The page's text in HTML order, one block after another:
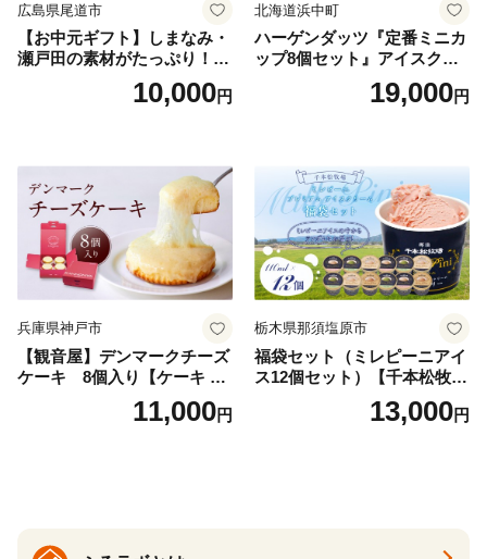
広島県尾道市
【お中元ギフト】しまなみ・
瀬戸田の素材がたっぷり！ジ
10,000円
北海道浜中町
ハーゲンダッツ『定番ミニカ
ップ8個セット』アイスクリ
ーム アイス スイーツ デザー
19,000円
兵庫県神戸市
【観音屋】デンマークチーズ
ケーキ 8個入り【ケーキ チ
ーズケーキ 人気スイーツ お
すすめスイーツ 神戸スイー
11,000円
栃木県那須塩原市
福袋セット（ミレピーニアイ
ス12個セット）【千本松牧
場】 ns025-014-12 【デザー
ト 詰め合わせ ギフト】
13,000円